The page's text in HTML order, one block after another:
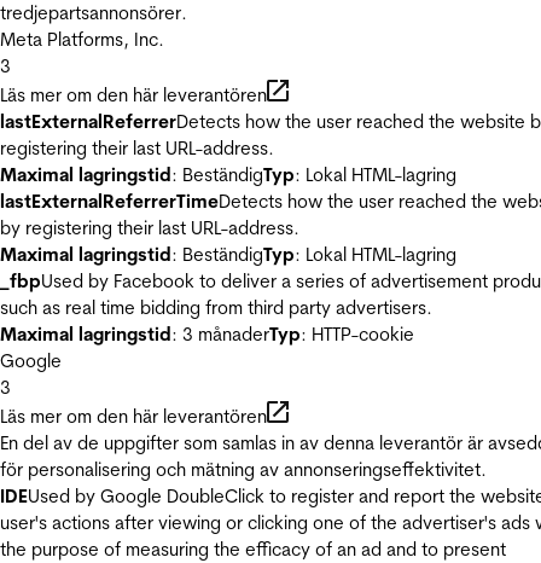
tredjepartsannonsörer.
Meta Platforms, Inc.
3
Läs mer om den här leverantören
lastExternalReferrerDetects how the user reached the website
registering their last URL-address.
Maximal lagringstid: BeständigTyp: Lokal HTML-lagring
lastExternalReferrerTimeDetects how the user reached the
by registering their last URL-address.
Maximal lagringstid: BeständigTyp: Lokal HTML-lagring
_fbpUsed by Facebook to deliver a series of advertisement
such as real time bidding from third party advertisers.
Maximal lagringstid: 3 månaderTyp: HTTP-cookie
Google
3
Läs mer om den här leverantören
En del av de uppgifter som samlas in av denna leverantör är
för personalisering och mätning av annonseringseffektivitet.
IDEUsed by Google DoubleClick to register and report the
user's actions after viewing or clicking one of the advertiser's ads
the purpose of measuring the efficacy of an ad and to present